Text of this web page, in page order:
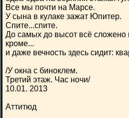
Все мы почти на Марсе.
У сына в кулаке зажат Юпитер.
Спите...спите.
До самых до высот всё сложено
кроме...
и даже вечность здесь сидит:
/У окна с биноклем.
Третий этаж. Час ночи/
10.01. 2013
Аттитюд